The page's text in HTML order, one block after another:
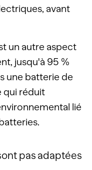
avant
un autre aspect
jusqu'à 95 %
une batterie de
qui réduit
lié
pas adaptées